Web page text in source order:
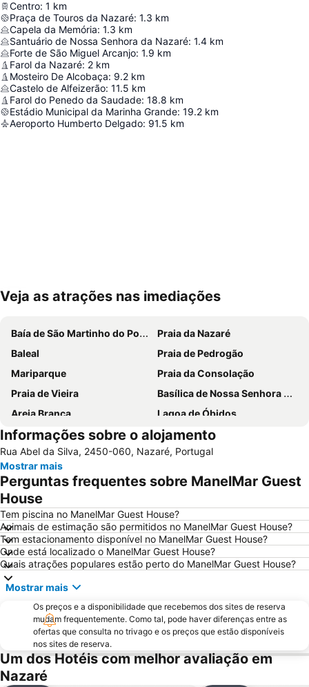
Centro: 1 km
Praça de Touros da Nazaré: 1.3 km
Capela da Memória: 1.3 km
Santuário de Nossa Senhora da Nazaré: 1.4 km
Forte de São Miguel Arcanjo: 1.9 km
Farol da Nazaré: 2 km
Mosteiro De Alcobaça: 9.2 km
Castelo de Alfeizerão: 11.5 km
Farol do Penedo da Saudade: 18.8 km
Estádio Municipal da Marinha Grande: 19.2 km
Aeroporto Humberto Delgado: 91.5 km
Ampliar mapa
Veja as atrações nas imediações
Baía de São Martinho do Porto
Praia da Nazaré
Baleal
Praia de Pedrogão
Mariparque
Praia da Consolação
Praia de Vieira
Basílica de Nossa Senhora do Rosário de Fátima
Areia Branca
Lagoa de Óbidos
Praia d'El Rey Golf & CC
Foz do Arelho
Grutas de Mira de Aire
Mosteiro de Alcobaça
Buddha Eden Garden - Jardim da Paz
Praia de São Pedro de Moel
Praia das Berlengas
Salir do Porto
Castelo de Óbidos
Paredes de Vitória
Capela das Apariçoes
Sítio da Nazaré
Praia d'el Rey
Estádio Municipal de Leiria
Da Foz do Arelho
Bom Sucesso
Estação Rodoviária de Fátima
Museu da Fábrica de Cimento Maceira-Lis
Reserva Natural das Ilhas Berlengas
Igreja Paroquial de Pataias
Praia de Pedra do Ouro
Praia Norte
Praia do Bom Sucesso
Informações sobre o alojamento
Rua Abel da Silva, 2450-060, Nazaré, Portugal
Mostrar mais
Perguntas frequentes sobre ManelMar Guest
House
Tem piscina no ManelMar Guest House?
Animais de estimação são permitidos no ManelMar Guest House?
Tem estacionamento disponível no ManelMar Guest House?
Onde está localizado o ManelMar Guest House?
Quais atrações populares estão perto do ManelMar Guest House?
Mostrar mais
Os preços e a disponibilidade que recebemos dos sites de reserva
mudam frequentemente. Como tal, pode haver diferenças entre as
ofertas que consulta no trivago e os preços que estão disponíveis
nos sites de reserva.
Um dos Hotéis com melhor avaliação em
Nazaré